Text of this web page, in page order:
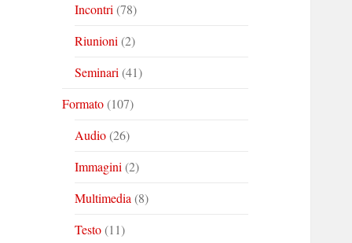
Incontri (78)
Riunioni (2)
Seminari (41)
Formato(107)
Audio(26)
Immagini (2)
Multimedia (8)
Testo(11)